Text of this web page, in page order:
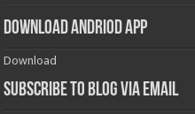
Download Andriod App
Download
Subscribe to Blog via Email